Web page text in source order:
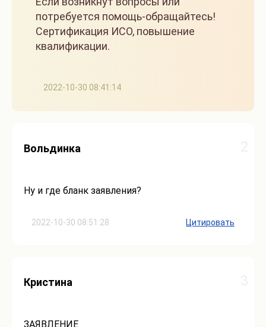
2022-10-30 08:41:14
потребуется помощь-обращайтесь!
Сертификация ИСО, повышение
квалификации.
2022-10-30 08:51:28
Вольдинка
Ну и где бланк заявления?
Цитировать
Кристина
ЗАЯВЛЕНИЕ